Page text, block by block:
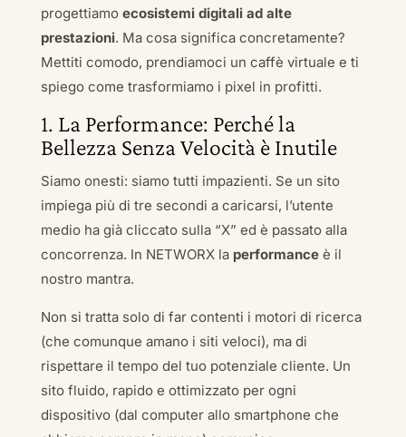
progettiamo ecosistemi digitali ad alte
prestazioni. Ma cosa significa concretamente?
Mettiti comodo, prendiamoci un caffè virtuale e ti
spiego come trasformiamo i pixel in profitti.
1. La Performance: Perché la
Bellezza Senza Velocità è Inutile
Siamo onesti: siamo tutti impazienti. Se un sito
impiega più di tre secondi a caricarsi, l’utente
medio ha già cliccato sulla “X” ed è passato alla
concorrenza. In NETWORX la performanceè il
nostro mantra.
Non si tratta solo di far contenti i motori di ricerca
(che comunque amano i siti veloci), ma di
rispettare il tempo del tuo potenziale cliente. Un
sito fluido, rapido e ottimizzato per ogni
dispositivo (dal computer allo smartphone che